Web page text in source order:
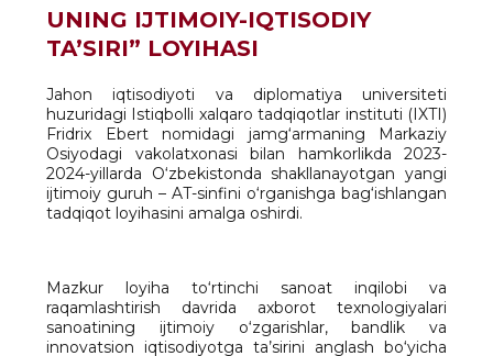
UNING IJTIMOIY-IQTISODIY
TA’SIRI” LOYIHASI
Jahon iqtisodiyoti va diplomatiya universiteti
huzuridagi Istiqbolli xalqaro tadqiqotlar instituti (IXTI)
Fridrix Ebert nomidagi jamg‘armaning Markaziy
Osiyodagi vakolatxonasi bilan hamkorlikda 2023-
2024-yillarda O‘zbekistonda shakllanayotgan yangi
ijtimoiy guruh – AT-sinfini o‘rganishga bag‘ishlangan
tadqiqot loyihasini amalga oshirdi.
Mazkur loyiha to‘rtinchi sanoat inqilobi va
raqamlashtirish davrida axborot texnologiyalari
sanoatining ijtimoiy o‘zgarishlar, bandlik va
innovatsion iqtisodiyotga ta’sirini anglash bo‘yicha